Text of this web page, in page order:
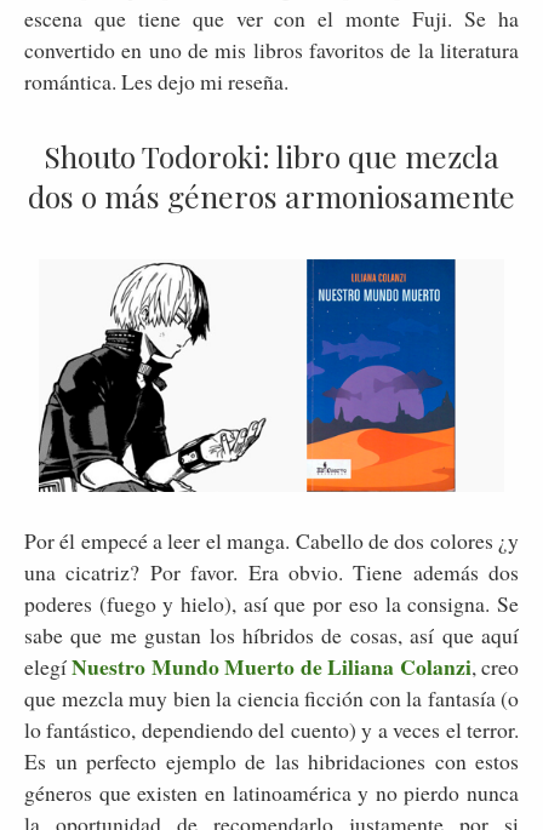
escena que tiene que ver con el monte Fuji. Se ha
convertido en uno de mis libros favoritos de la literatura
romántica. Les dejo mi reseña.
Shouto Todoroki: libro que mezcla
dos o más géneros armoniosamente
Por él empecé a leer el manga. Cabello de dos colores ¿y
una cicatriz? Por favor. Era obvio. Tiene además dos
poderes (fuego y hielo), así que por eso la consigna. Se
sabe que me gustan los híbridos de cosas, así que aquí
elegíNuestro Mundo Muerto de Liliana Colanzi, creo
que mezcla muy bien la ciencia ficción con la fantasía (o
lo fantástico, dependiendo del cuento) y a veces el terror.
Es un perfecto ejemplo de las hibridaciones con estos
géneros que existen en latinoamérica y no pierdo nunca
la oportunidad de recomendarlo justamente por si